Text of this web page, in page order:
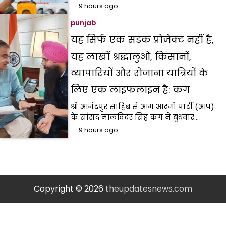
9 hours ago
punjab
यह सिर्फ एक सड़क प्रोजेक्ट नहीं है,
यह लाखों श्रद्धालुओं, किसानों,
व्यापारियों और रोजाना यात्रियों के
लिए एक लाइफलाइन है: कंग
श्री आनंदपुर साहिब से आम आदमी पार्टी (आप)
के सांसद मालविंदर सिंह कंग ने बुधवार…
9 hours ago
Copyright © 2026 theupdatesnews.com